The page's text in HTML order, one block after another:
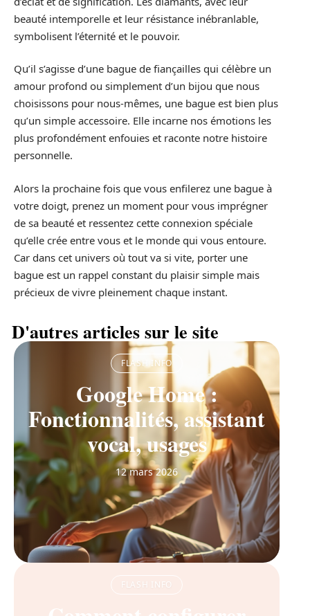
beauté intemporelle et leur résistance inébranlable,
symbolisent l’éternité et le pouvoir.
Qu’il s’agisse d’une bague de fiançailles qui célèbre un
amour profond ou simplement d’un bijou que nous
choisissons pour nous-mêmes, une bague est bien plus
qu’un simple accessoire. Elle incarne nos émotions les
plus profondément enfouies et raconte notre histoire
personnelle.
Alors la prochaine fois que vous enfilerez une bague à
votre doigt, prenez un moment pour vous imprégner
de sa beauté et ressentez cette connexion spéciale
qu’elle crée entre vous et le monde qui vous entoure.
Car dans cet univers où tout va si vite, porter une
bague est un rappel constant du plaisir simple mais
précieux de vivre pleinement chaque instant.
D'autres articles sur le site
FLASH INFO
Google Home :
Fonctionnalités, assistant
vocal, usages
12 mars 2026
FLASH INFO